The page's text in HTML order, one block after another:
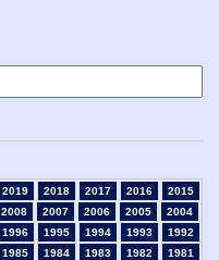
2019 2018 2017 2016
2015
2008 2007 2006 2005
2004
1996 1995 1994 1993
1992
1985 1984 1983 1982
1981